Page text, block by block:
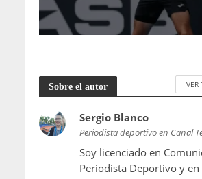
Sobre el autor VER
Sergio Blanco
Periodista deportivo en Canal
Soy licenciado en
Periodista Deportivo y